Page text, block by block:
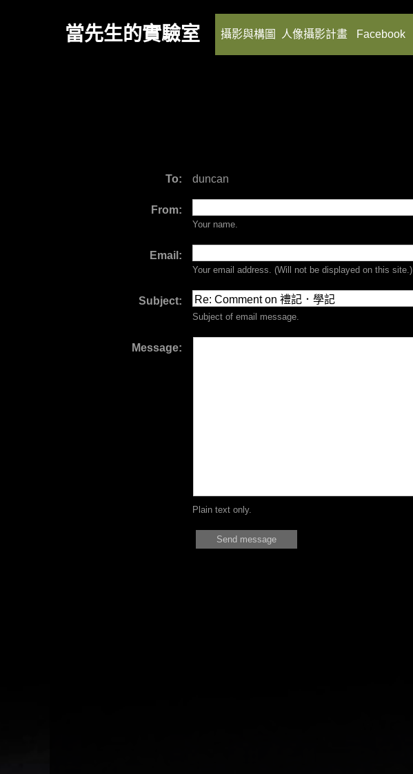
當先生的實驗室 攝影與構圖 人像攝影計畫 Facebook
To: duncan
From:
Your name.
Email:
Your email address. (Will not be displayed on this site.)
Subject:
Subject of email message.
Message:
Plain text only.